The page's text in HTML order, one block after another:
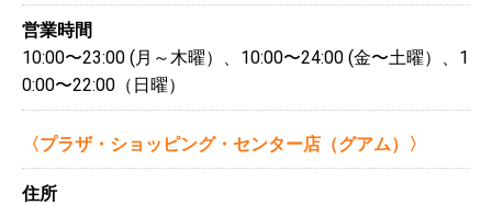
営業時間
10:00〜23:00 (月～木曜）、10:00〜24:00 (金〜土曜）、1
0:00〜22:00（日曜）
〈プラザ・ショッピング・センター店（グアム）〉
住所